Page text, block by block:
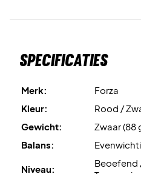
Specificaties
Merk:
Forza
Kleur:
Rood /
Gewicht:
Zwaar (88
Balans:
Niveau:
Beoefend